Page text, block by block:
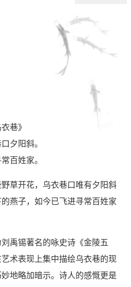
巷》
夕阳斜。
百姓家。
草开花，乌衣巷口唯有夕阳斜
燕子，如今已飞进寻常百姓家
禹锡著名的咏史诗《金陵五
术表现上集中描绘乌衣巷的现
地略加暗示。诗人的感慨更是